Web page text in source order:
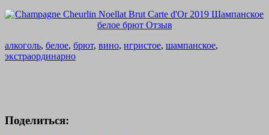
алкоголь, белое, брют, вино, игристое, шампанское,
экстраординарно
Поделиться: